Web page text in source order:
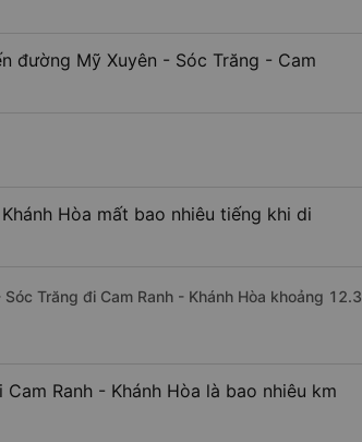
đường Mỹ Xuyên - Sóc Trăng - Cam
Hòa mất bao nhiêu tiếng khi di
Trăng đi Cam Ranh - Khánh Hòa khoảng 12.3
Ranh - Khánh Hòa là bao nhiêu km